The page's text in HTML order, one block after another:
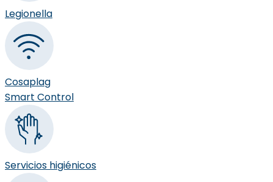
Legionella
Cosaplag
Smart Control
Servicios higiénicos